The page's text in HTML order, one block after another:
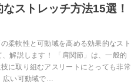
ストレッチ方法15選！
柔軟性と可動域を高める効果的なスト
解説します！ 「肩関節」は、一般的
に取り組むアスリートにとっても非常
広い可動域で…